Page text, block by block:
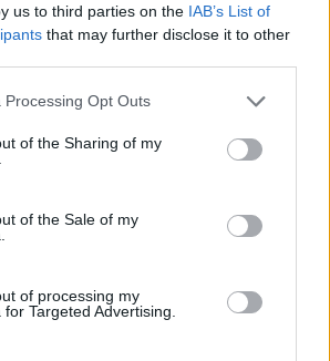
us to third parties on the IAB’s List of
that may further disclose it to other
website/app uses one or more Google
or usage behaviour. You may click to
to Google and its third-party tags to
specified purposes in below Google
Processing Opt Outs
of the Sharing of my
of the Sale of my
of processing my
Targeted Advertising.
a jeruzsálemi Szentély
még i.e. 70-ben a
rombolt le. A zsidók
„Julianus a hellén” néven
tett kísérletével
a zsidók kedvében járni: